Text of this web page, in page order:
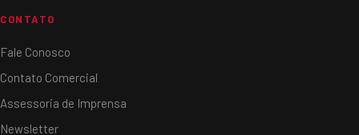
CONTATO
Fale Conosco
Contato Comercial
Assessoria de Imprensa
Newsletter